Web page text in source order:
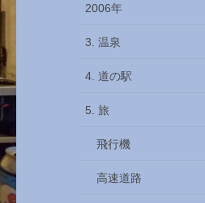
2006年
3. 温泉
4. 道の駅
5. 旅
飛行機
高速道路